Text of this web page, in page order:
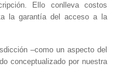
Ello conlleva costos
la garantía del acceso a la
–como un aspecto del
conceptualizado por nuestra